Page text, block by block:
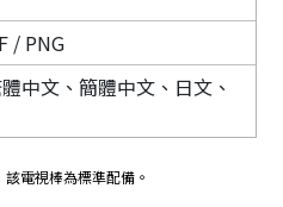
/ PNG
中文、簡體中文、日文、
電視棒為標準配備。